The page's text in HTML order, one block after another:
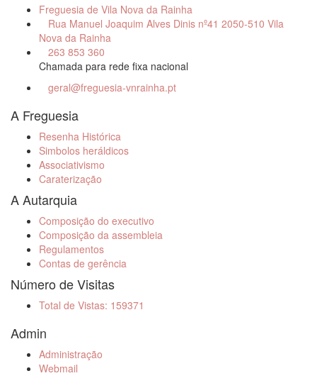
Freguesia de Vila Nova da Rainha
Rua Manuel Joaquim Alves Dinis nº41 2050-510 Vila
Nova da Rainha
263 853 360
Chamada para rede fixa nacional
geral@freguesia-vnrainha.pt
A Freguesia
Resenha Histórica
Simbolos heráldicos
Associativismo
Caraterização
A Autarquia
Composição do executivo
Composição da assembleia
Regulamentos
Contas de gerência
Número de Visitas
Total de Vistas: 159371
Admin
Administração
Webmail